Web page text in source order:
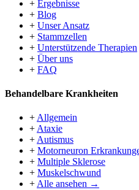
+ Ergebnisse
+ Blog
+ Unser Ansatz
+ Stammzellen
+ Unterstützende Therapien
+ Über uns
+ FAQ
Behandelbare Krankheiten
+ Allgemein
+ Ataxie
+ Autismus
+ Motorneuron
+ Multiple Sklerose
+ Muskelschwund
+ Alle ansehen →